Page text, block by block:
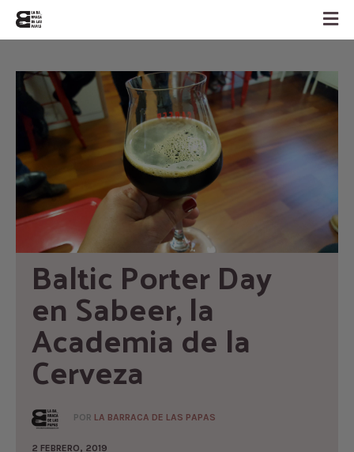
Baltic Porter Day
en Sabeer, la
Academia de la
Cerveza
POR LA BARRACA DE LAS PAPAS
2 FEBRERO, 2019